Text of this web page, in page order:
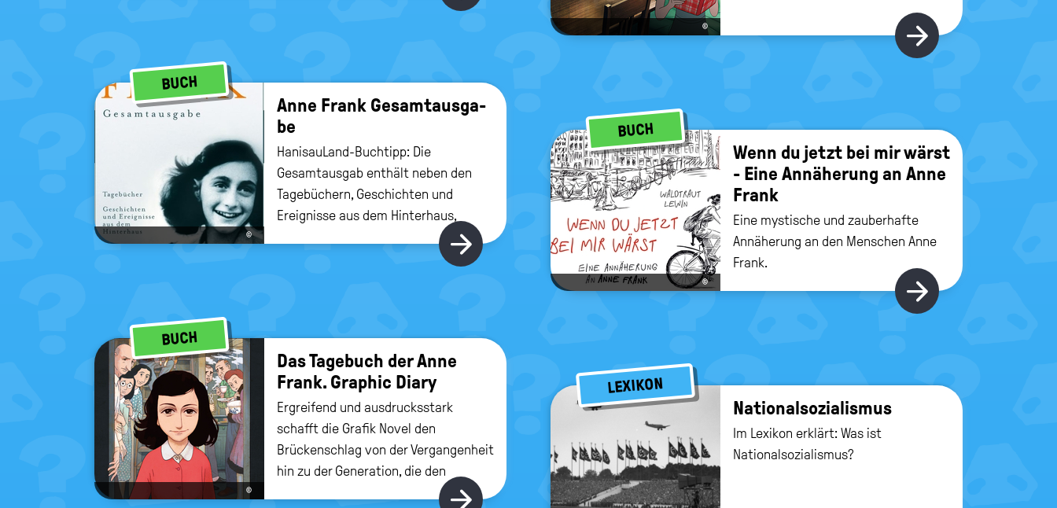
© Hier gibt's
BUCH
©
Anne Frank Ge­samt­aus­ga­
be
HanisauLand-Buchtipp: Die
Gesamtausgab enthält neben den
Tagebüchern, Geschichten und
Ereignisse aus dem Hinterhaus,
Erzählungen, Briefe, Fotos und
Hier gibt's mehr
BUCH
©
Wenn du jetzt bei mir wärst
- Eine An­nä­he­rung an Anne
Frank
Eine mystische und zauberhafte
Annäherung an den Menschen Anne
Frank.
Hier gibt's
BUCH
©
Das Ta­ge­buch der Anne
Frank. Gra­phic Diary
Ergreifend und ausdrucksstark
schafft die Grafik Novel den
Brückenschlag von der Vergangenheit
hin zu der Generation, die den
Hier gibt's mehr
LEXIKON
Na­tio­nal­so­zia­lis­mus
Im Lexikon erklärt: Was ist
Nationalsozialismus?